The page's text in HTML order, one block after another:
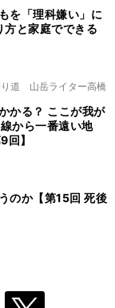
を「理科嫌い」に
と家庭でできる
り道 山岳ライター高橋
かる？ ここが我が
から一番遠い地
回】
のか【第15回 死後